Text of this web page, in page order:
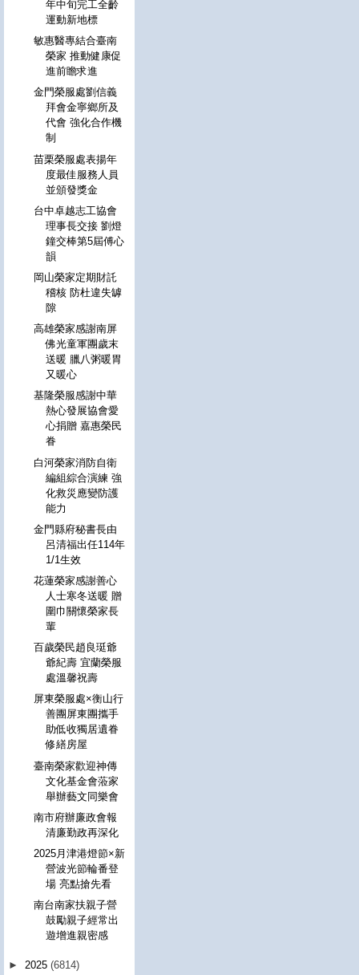
年中旬完工全齡
運動新地標
敏惠醫專結合臺南
榮家 推動健康促
進前瞻求進
金門榮服處劉信義
拜會金寧鄉所及
代會 強化合作機
制
苗栗榮服處表揚年
度最佳服務人員
並頒發獎金
台中卓越志工協會
理事長交接 劉燈
鐘交棒第5屆傅心
韻
岡山榮家定期財託
稽核 防杜違失罅
隙
高雄榮家感謝南屏
佛光童軍團歲末
送暖 臘八粥暖胃
又暖心
基隆榮服感謝中華
熱心發展協會愛
心捐贈 嘉惠榮民
眷
白河榮家消防自衛
編組綜合演練 強
化救災應變防護
能力
金門縣府秘書長由
呂清福出任114年
1/1生效
花蓮榮家感謝善心
人士寒冬送暖 贈
圍巾關懷榮家長
輩
百歲榮民趙良珽爺
爺紀壽 宜蘭榮服
處溫馨祝壽
屏東榮服處×衡山行
善團屏東團攜手
助低收獨居遺眷
修繕房屋
臺南榮家歡迎神傳
文化基金會蒞家
舉辦藝文同樂會
南市府辦廉政會報
清廉勤政再深化
2025月津港燈節×新
營波光節輪番登
場 亮點搶先看
南台南家扶親子營
鼓勵親子經常出
遊增進親密感
► 2025 (6814)